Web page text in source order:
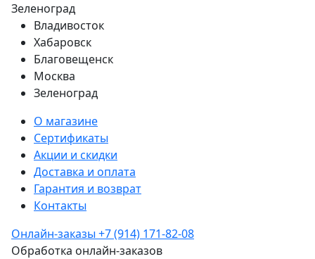
Зеленоград
Владивосток
Хабаровск
Благовещенск
Москва
Зеленоград
О магазине
Сертификаты
Акции и скидки
Доставка и оплата
Гарантия и возврат
Контакты
Онлайн-заказы +7 (914) 171-82-08
Обработка онлайн-заказов